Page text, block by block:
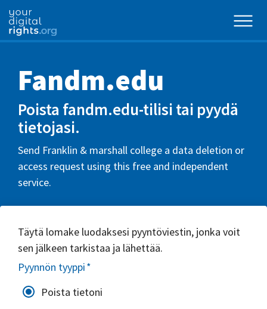
Fandm.edu
Poista fandm.edu-tilisi tai pyydä
tietojasi.
Send Franklin & marshall college a data deletion or
access request using this free and independent
service.
Täytä lomake luodaksesi pyyntöviestin, jonka voit
sen jälkeen tarkistaa ja lähettää.
Pyynnön tyyppi*
Poista tietoni